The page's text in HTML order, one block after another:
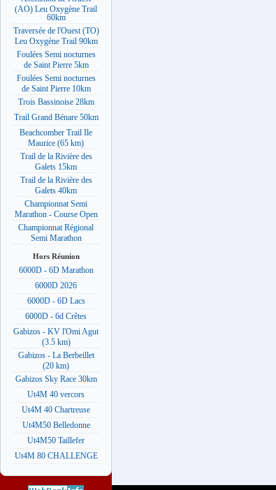
(AO) Leu Oxygène Trail
60km
Traversée de l'Ouest (TO)
Leu Oxygène Trail 90km
Foulées Semi nocturnes
de Saint Pierre 5km
Foulées Semi nocturnes
de Saint Pierre 10km
Trois Bassinoise 28km
Trail Grand Bénare 50km
Beachcomber Trail Ile
Maurice (65 km)
Trail de la Rivière des
Galets 15km
Trail de la Rivière des
Galets 40km
Championnat Semi
Marathon - Course Open
Championnat Régional
Semi Marathon
Hors Réunion
6000D - 6D Marathon
6000D 2026
6000D - 6D Lacs
6000D - 6d Crêtes
Gabizos - KV l'Omi Agut
(3.5 km)
Gabizos - La Berbeillet
(20 km)
Gabizos Sky Race 30km
Ut4M 40 vercors
Ut4M 40 Chartreuse
Ut4M50 Belledonne
Ut4M50 Taillefer
Ut4M 80 CHALLENGE